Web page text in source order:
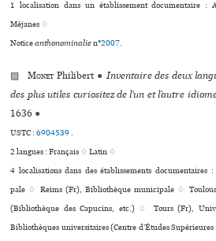
1 localisation dans un établissement documentaire :
Méjanes ♢
Noticeanthonominalien°2007.
▨Monet Philibert ● Inventaire des deux
des plus utiles curiositez de l’un et l’autre
1636 ●
USTC :6904539.
2 langues :Français ♢Latin ♢
4 localisations dans des établissements
pale ♢ Reims (Fr), Bibliothèque muni­ci­pale ♢
(Bibliothèque des Capucins, etc.) ♢ Tours (Fr),
Bibliothèques uni­ver­si­tai­res (Centre d’Études